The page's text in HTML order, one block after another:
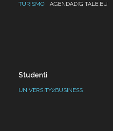
TURISMO
AGENDADIGITALE.EU
Studenti
UNIVERSITY2BUSINESS